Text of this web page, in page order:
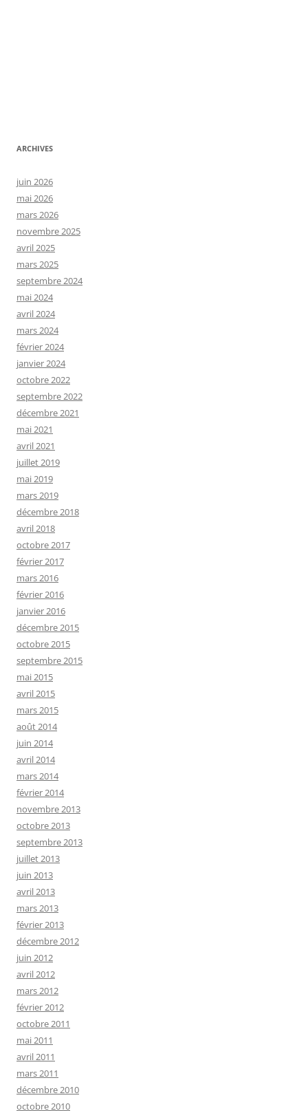
ARCHIVES
juin 2026
mai 2026
mars 2026
novembre 2025
avril 2025
mars 2025
septembre 2024
mai 2024
avril 2024
mars 2024
février 2024
janvier 2024
octobre 2022
septembre 2022
décembre 2021
mai 2021
avril 2021
juillet 2019
mai 2019
mars 2019
décembre 2018
avril 2018
octobre 2017
février 2017
mars 2016
février 2016
janvier 2016
décembre 2015
octobre 2015
septembre 2015
mai 2015
avril 2015
mars 2015
août 2014
juin 2014
avril 2014
mars 2014
février 2014
novembre 2013
octobre 2013
septembre 2013
juillet 2013
juin 2013
avril 2013
mars 2013
février 2013
décembre 2012
juin 2012
avril 2012
mars 2012
février 2012
octobre 2011
mai 2011
avril 2011
mars 2011
décembre 2010
octobre 2010